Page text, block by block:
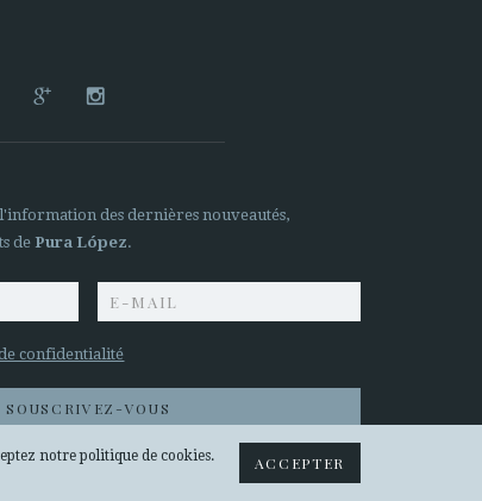
 
des dernières nouveautés,
de Pura López.
confidentialité
SOUSCRIVEZ-VOUS
© 2026 PURA LOPEZ
ACCEPTER
notre politique de cookies.